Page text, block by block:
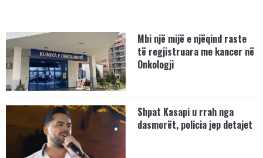
Mbi një mijë e njëqind raste
të regjistruara me kancer në
Onkologji
Shpat Kasapi u rrah nga
dasmorët, policia jep detajet